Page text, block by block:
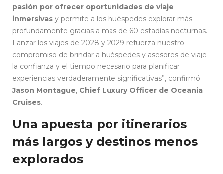
pasión por ofrecer oportunidades de viaje
inmersivas y permite a los huéspedes explorar más
profundamente gracias a más de 60 estadías nocturnas.
Lanzar los viajes de 2028 y 2029 refuerza nuestro
compromiso de brindar a huéspedes y asesores de viaje
la confianza y el tiempo necesario para planificar
experiencias verdaderamente significativas”, confirmó
Jason Montague, Chief Luxury Officer de Oceania
Cruises.
Una apuesta por itinerarios
más largos y destinos menos
explorados